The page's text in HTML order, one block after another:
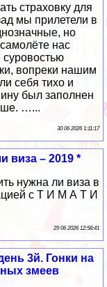
страховку для
мы прилетели в
но
нас
вопреки нашим
себя тихо и
был заполнен
…...
30 06 2026 1:11:17
виза – 2019 *
нужна ли виза в
с Т И М А Т И
29 06 2026 12:58:41
3й. Гонки на
змеев